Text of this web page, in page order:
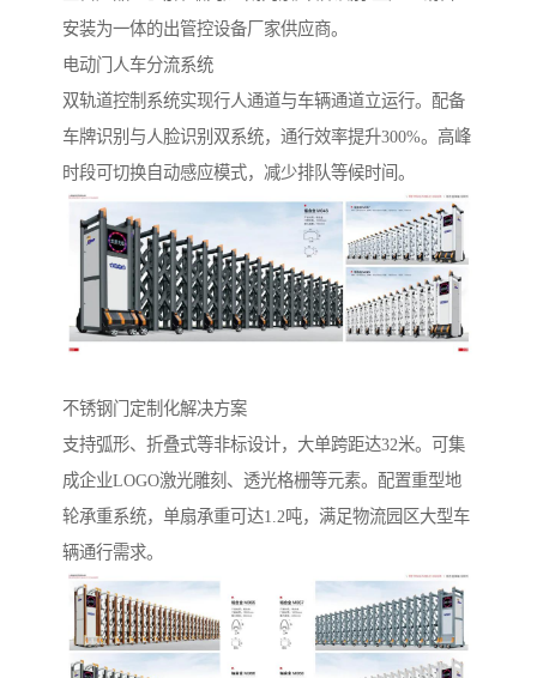
安装为一体的出管控设备厂家供应商。
电动门人车分流系统‌
双轨道控制系统实现行人通道与车辆通道立运行。配备
车牌识别与人脸识别双系统，通行效率提升300%。高峰
时段可切换自动感应模式，减少排队等候时间。
不锈钢门定制化解决方案‌
支持弧形、折叠式等非标设计，大单跨距达32米。可集
成企业LOGO激光雕刻、透光格栅等元素。配置重型地
轮承重系统，单扇承重可达1.2吨，满足物流园区大型车
辆通行需求。